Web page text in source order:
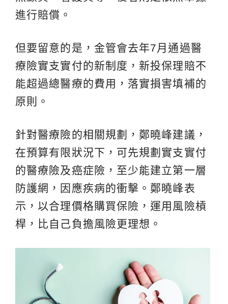
進行賠償。
但要留意的是，金管會去年7月通過醫
療險實支實付的新制度，新投保理賠不
能超過總醫療的費用，落實損害填補的
原則。
針對醫療險的相關規劃，鄭曉峰建議，
在預算有限狀況下，可先規劃實支實付
的醫療險及癌症險，至少能建立第一層
防護網，因應疾病的衝擊。鄭曉峰表
示，以合理價格購買保險，運用風險槓
桿，比自己負擔風險更理想。